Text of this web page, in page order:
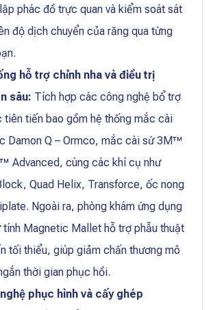
phác đồ trực quan và kiểm soát sát
độ dịch chuyển của răng qua từng
hỗ trợ chỉnh nha và điều trị
sâu: Tích hợp các công nghệ bổ trợ
tiên tiến bao gồm hệ thống mắc cài
Damon Q – Ormco, mắc cài sứ 3M™
Advanced, cùng các khí cụ như
Quad Helix, Transforce, ốc nong
Ngoài ra, phòng khám ứng dụng
tính Magnetic Mallet hỗ trợ phẫu thuật
tối thiểu, giúp giảm chấn thương mô
thời gian phục hồi.
phục hình và cấy ghép